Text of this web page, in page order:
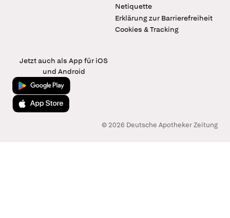
Netiquette
Erklärung zur Barrierefreiheit
Cookies & Tracking
Jetzt auch als App für iOS
und Android
Jetzt bei Google Play
Laden im App Store
© 2026 Deutsche Apotheker Zeitung